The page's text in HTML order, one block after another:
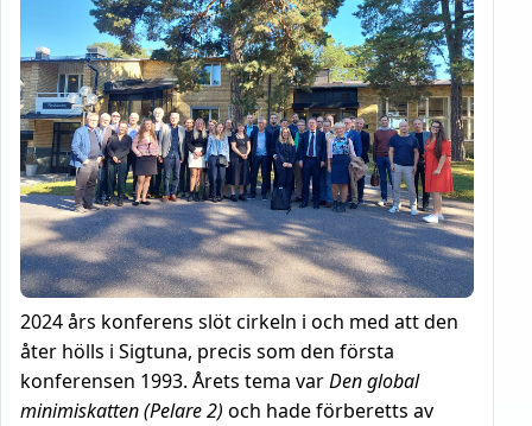
2024 års konferens slöt cirkeln i och med att den
åter hölls i Sigtuna, precis som den första
konferensen 1993. Årets tema varDen global
minimiskatten (Pelare 2) och hade förberetts av